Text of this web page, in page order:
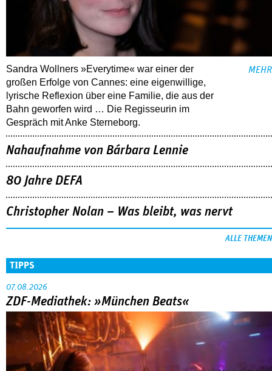
Sandra Wollners »Everytime« war einer der
großen Erfolge von Cannes: eine eigenwillige,
lyrische Reflexion über eine ­Familie, die aus der
Bahn geworfen wird … Die Regisseurin im
Gespräch mit Anke Sterneborg.
MEHR
Nahaufnahme von Bárbara Lennie
80 Jahre DEFA
Christopher Nolan – Was bleibt, was nervt
ALLE THEMEN
TIPPS
07.08.2026
ZDF-Mediathek: »München Beats«